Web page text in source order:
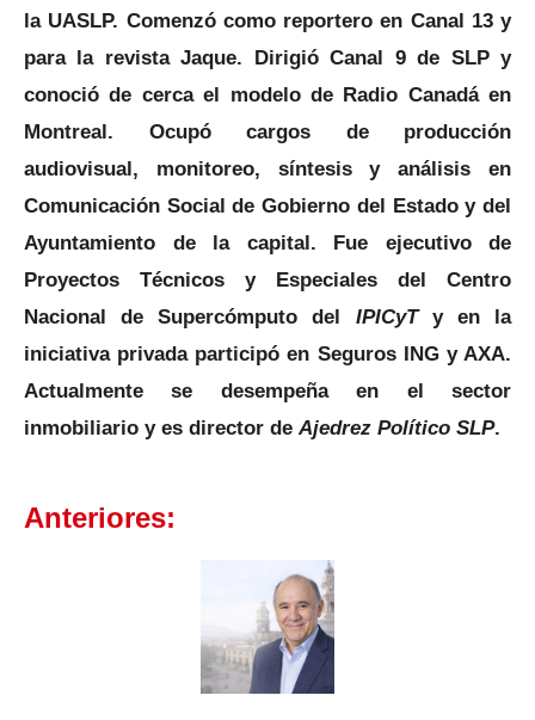
la UASLP. Comenzó como reportero en Canal 13 y
para la revista Jaque. Dirigió Canal 9 de SLP y
conoció de cerca el modelo de Radio Canadá en
Montreal. Ocupó cargos de producción
audiovisual, monitoreo, síntesis y análisis en
Comunicación Social de Gobierno del Estado y del
Ayuntamiento de la capital. Fue ejecutivo de
Proyectos Técnicos y Especiales del Centro
Nacional de Supercómputo del IPICyTy en la
iniciativa privada participó en Seguros ING y AXA.
Actualmente se desempeña en el sector
inmobiliario y es director de Ajedrez Político SLP.
Anteriores: